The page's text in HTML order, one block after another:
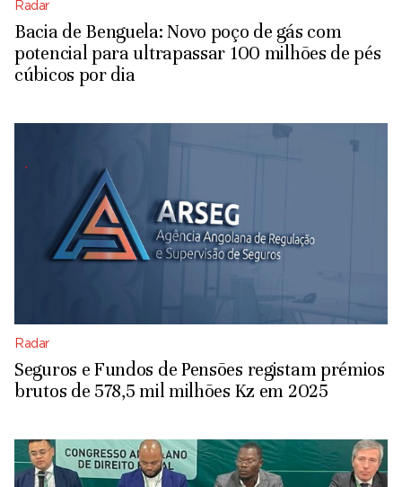
Radar
Bacia de Benguela: Novo poço de gás com
potencial para ultrapassar 100 milhões de pés
cúbicos por dia
Radar
Seguros e Fundos de Pensões registam prémios
brutos de 578,5 mil milhões Kz em 2025